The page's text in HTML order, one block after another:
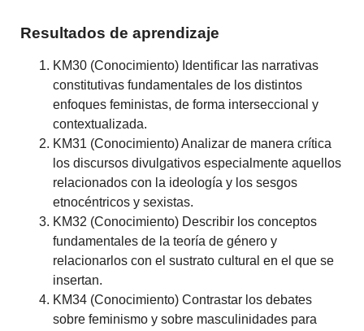
Resultados de aprendizaje
KM30 (Conocimiento) Identificar las narrativas
constitutivas fundamentales de los distintos
enfoques feministas, de forma interseccional y
contextualizada.
KM31 (Conocimiento) Analizar de manera crítica
los discursos divulgativos especialmente aquellos
relacionados con la ideología y los sesgos
etnocéntricos y sexistas.
KM32 (Conocimiento) Describir los conceptos
fundamentales de la teoría de género y
relacionarlos con el sustrato cultural en el que se
insertan.
KM34 (Conocimiento) Contrastar los debates
sobre feminismo y sobre masculinidades para